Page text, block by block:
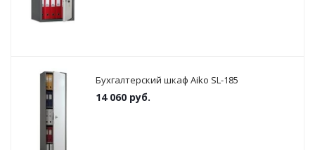
Бухгалтерский шкаф Aiko SL-185
14 060 руб.